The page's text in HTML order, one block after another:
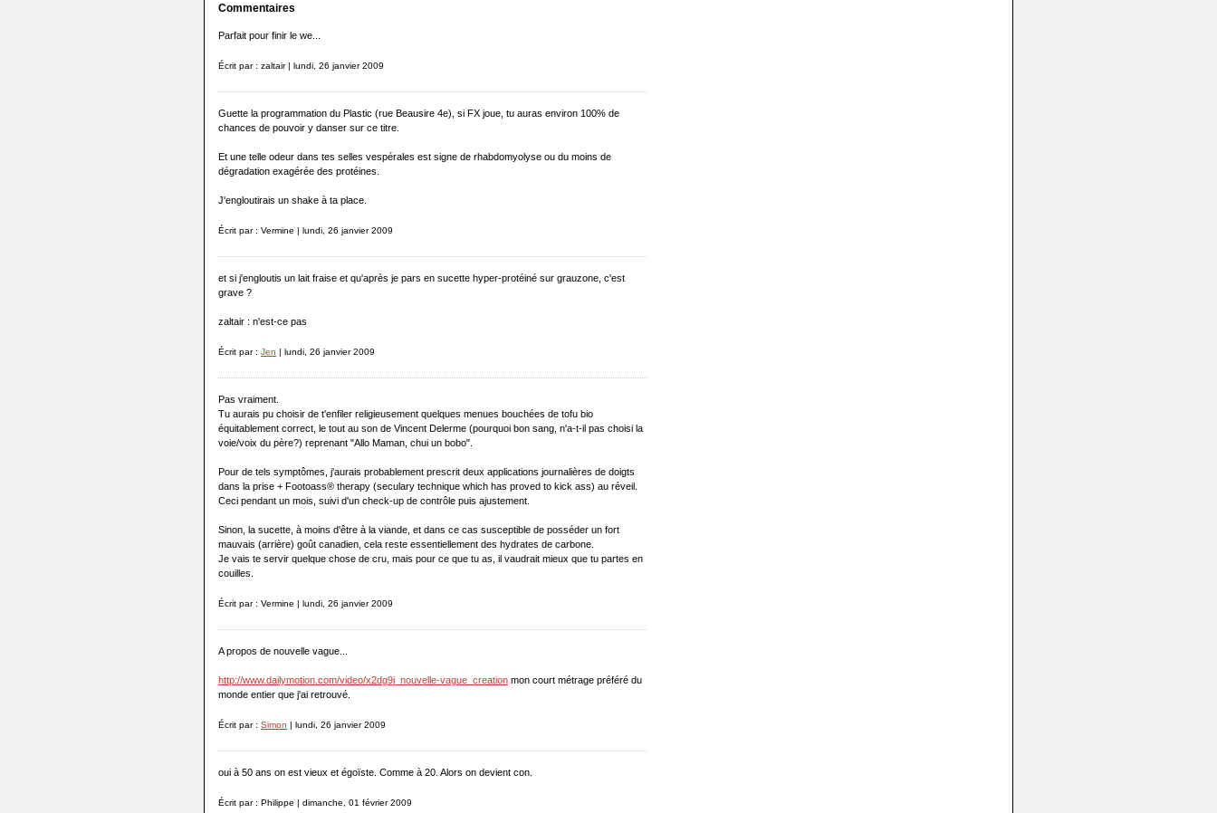
Commentaires
Parfait pour finir le we...
Écrit par : zaltair | lundi, 26 janvier 2009
Guette la programmation du Plastic (rue Beausire 4e), si FX joue, tu auras environ 100% de
chances de pouvoir y danser sur ce titre.
Et une telle odeur dans tes selles vespérales est signe de rhabdomyolyse ou du moins de
dégradation exagérée des protéines.
J'engloutirais un shake à ta place.
Écrit par : Vermine | lundi, 26 janvier 2009
et si j'engloutis un lait fraise et qu'après je pars en sucette hyper-protéiné sur grauzone, c'est
grave ?
zaltair : n'est-ce pas
Écrit par : Jen | lundi, 26 janvier 2009
Pas vraiment.
Tu aurais pu choisir de t'enfiler religieusement quelques menues bouchées de tofu bio
équitablement correct, le tout au son de Vincent Delerme (pourquoi bon sang, n'a-t-il pas choisi la
voie/voix du père?) reprenant "Allo Maman, chui un bobo".
Pour de tels symptômes, j'aurais probablement prescrit deux applications journalières de doigts
dans la prise + Footoass® therapy (seculary technique which has proved to kick ass) au réveil.
Ceci pendant un mois, suivi d'un check-up de contrôle puis ajustement.
Sinon, la sucette, à moins d'être à la viande, et dans ce cas susceptible de posséder un fort
mauvais (arrière) goût canadien, cela reste essentiellement des hydrates de carbone.
Je vais te servir quelque chose de cru, mais pour ce que tu as, il vaudrait mieux que tu partes en
couilles.
Écrit par : Vermine | lundi, 26 janvier 2009
A propos de nouvelle vague...
http://www.dailymotion.com/video/x2dg9j_nouvelle-vague_creation mon court métrage préféré du
monde entier que j'ai retrouvé.
Écrit par : Simon | lundi, 26 janvier 2009
oui à 50 ans on est vieux et égoïste. Comme à 20. Alors on devient con.
Écrit par : Philippe | dimanche, 01 février 2009